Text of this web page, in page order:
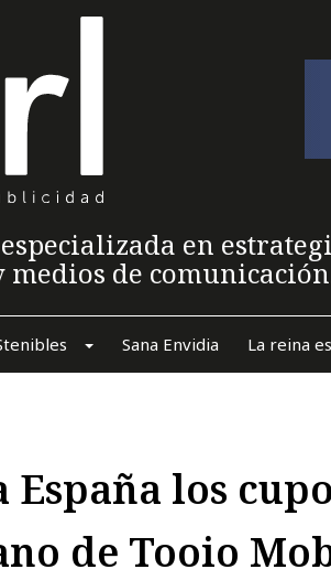
en
de
Sana Envidia La reina
España los
de Tooio